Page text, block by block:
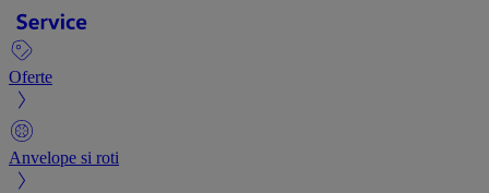
Oferte
Anvelope si roti